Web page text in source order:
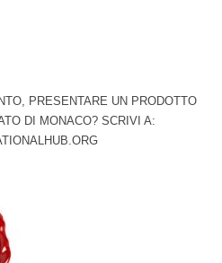
PRESENTARE UN PRODOTTO
DI MONACO? SCRIVI A: